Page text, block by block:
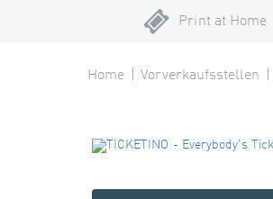
Print at Home
Home Vorverkaufsstellen